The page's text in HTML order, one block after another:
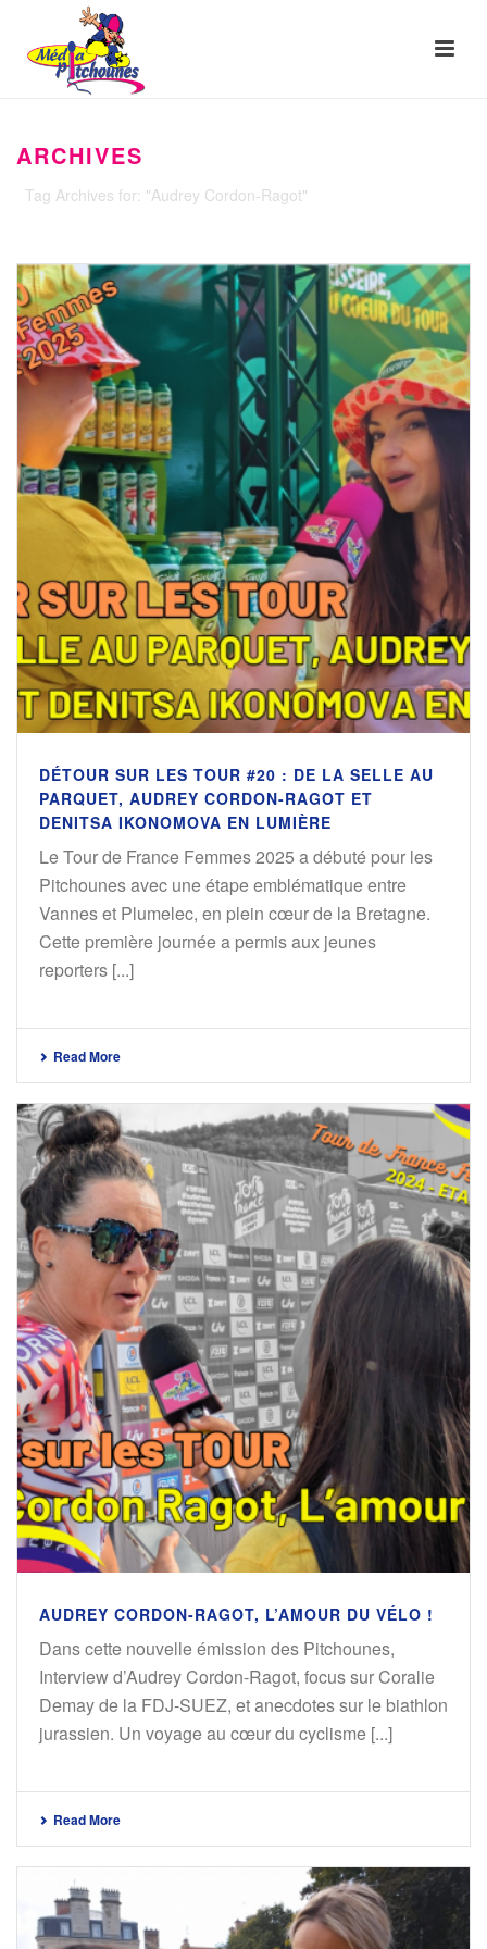
ARCHIVES
Tag Archives for: "Audrey Cordon-Ragot"
DÉTOUR SUR LES TOUR #20 : DE LA SELLE AU
PARQUET, AUDREY CORDON-RAGOT ET
DENITSA IKONOMOVA EN LUMIÈRE
Le Tour de France Femmes 2025 a débuté pour les
Pitchounes avec une étape emblématique entre
Vannes et Plumelec, en plein cœur de la Bretagne.
Cette première journée a permis aux jeunes
reporters [...]
Read More
AUDREY CORDON-RAGOT, L’AMOUR DU VÉLO !
Dans cette nouvelle émission des Pitchounes,
Interview d’Audrey Cordon-Ragot, focus sur Coralie
Demay de la FDJ-SUEZ, et anecdotes sur le biathlon
jurassien. Un voyage au cœur du cyclisme [...]
Read More